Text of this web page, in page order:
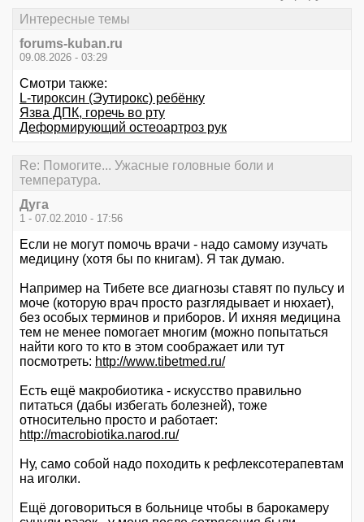
Интересные темы
forums-kuban.ru
09.08.2026 - 03:29
Смотри также:
L-тироксин (Эутирокс) ребёнку
Язва ДПК, горечь во рту
Деформирующий остеоартроз рук
Re: Помогите... Ужасные головные боли и
температура.
Дуга
1 - 07.02.2010 - 17:56
Если не могут помочь врачи - надо самому изучать
медицину (хотя бы по книгам). Я так думаю.
Например на Тибете все диагнозы ставят по пульсу и
моче (которую врач просто разглядывает и нюхает),
без особых терминов и приборов. И ихняя медицина
тем не менее помогает многим (можно попытаться
найти кого то кто в этом соображает или тут
посмотреть: http://www.tibetmed.ru/
Есть ещё макробиотика - искусство правильно
питаться (дабы избегать болезней), тоже
относительно просто и работает:
http://macrobiotika.narod.ru/
Ну, само собой надо походить к рефлексотерапевтам
на иголки.
Ещё договориться в больнице чтобы в барокамеру